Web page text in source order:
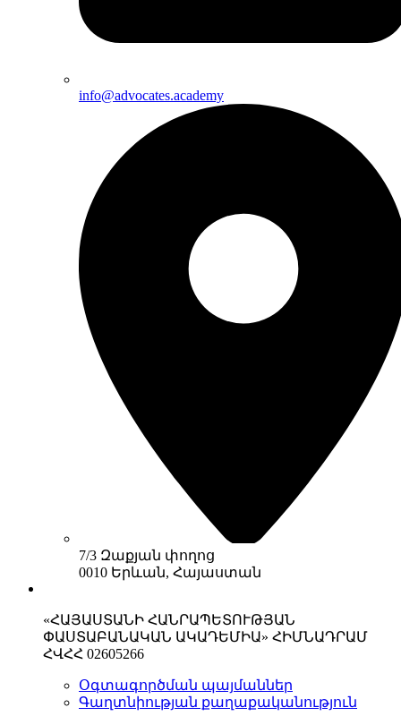
info@advocates.academy
7/3 Զաքյան փողոց
0010 Երևան, Հայաստան
«ՀԱՅԱՍՏԱՆԻ ՀԱՆՐԱՊԵՏՈՒԹՅԱՆ
ՓԱՍՏԱԲԱՆԱԿԱՆ ԱԿԱԴԵՄԻԱ» ՀԻՄՆԱԴՐԱՄ
ՀՎՀՀ 02605266
Օգտագործման պայմաններ
Գաղտնիության քաղաքականություն